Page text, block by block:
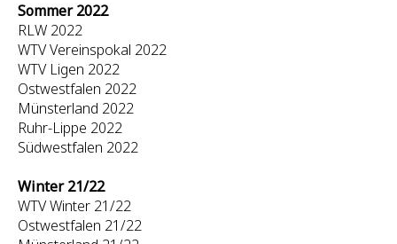
Sommer 2022
RLW 2022
WTV Vereinspokal 2022
WTV Ligen 2022
Ostwestfalen 2022
Münsterland 2022
Ruhr-Lippe 2022
Südwestfalen 2022
Winter 21/22
WTV Winter 21/22
Ostwestfalen 21/22